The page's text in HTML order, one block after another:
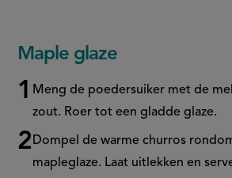
Maple glaze
Meng de poedersuiker met de
zout. Roer tot een gladde glaze.
Dompel de warme churros
mapleglaze. Laat uitlekken en